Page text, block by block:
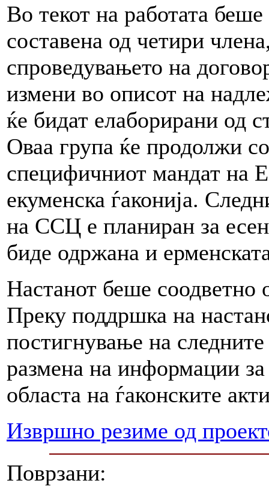
Во текот на работата
составена од четири
спроведувањето на
измени во описот на
ќе бидат елаборирани од
Оваа група ќе продолжи
специфичниот мандат на
екуменска ѓаконија.
на ССЦ е планиран за
биде одржана и
Настанот беше соодветно
Преку поддршка на
постигнување на
размена на информации за
областа на ѓаконските
Извршно резиме од
Поврзани: